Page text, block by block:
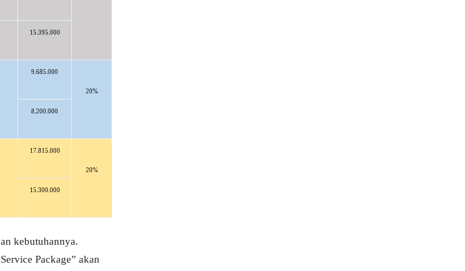
15.395.000
9.685.000
20%
8.200.000
17.815.000
20%
15.300.000
kebutuhannya.
Package” akan